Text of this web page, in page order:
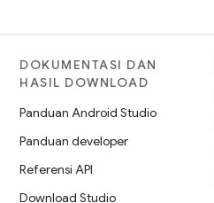
DOKUMENTASI DAN
HASIL DOWNLOAD
Panduan Android Studio
Panduan developer
Referensi API
Download Studio